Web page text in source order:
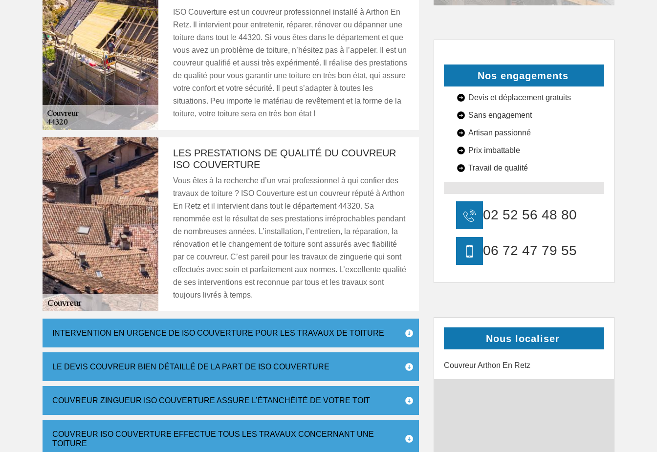
ISO Couverture est un couvreur professionnel installé à Arthon En
Retz. Il intervient pour entretenir, réparer, rénover ou dépanner une
toiture dans tout le 44320. Si vous êtes dans le département et que
vous avez un problème de toiture, n’hésitez pas à l’appeler. Il est un
couvreur qualifié et aussi très expérimenté. Il réalise des prestations
de qualité pour vous garantir une toiture en très bon état, qui assure
votre confort et votre sécurité. Il peut s’adapter à toutes les
situations. Peu importe le matériau de revêtement et la forme de la
toiture, votre toiture sera en très bon état !
LES PRESTATIONS DE QUALITÉ DU COUVREUR
ISO COUVERTURE
Vous êtes à la recherche d’un vrai professionnel à qui confier des
travaux de toiture ? ISO Couverture est un couvreur réputé à Arthon
En Retz et il intervient dans tout le département 44320. Sa
renommée est le résultat de ses prestations irréprochables pendant
de nombreuses années. L’installation, l’entretien, la réparation, la
rénovation et le changement de toiture sont assurés avec fiabilité
par ce couvreur. C’est pareil pour les travaux de zinguerie qui sont
effectués avec soin et parfaitement aux normes. L’excellente qualité
de ses interventions est reconnue par tous et les travaux sont
toujours livrés à temps.
INTERVENTION EN URGENCE DE ISO COUVERTURE POUR LES TRAVAUX DE TOITURE
LE DEVIS COUVREUR BIEN DÉTAILLÉ DE LA PART DE ISO COUVERTURE
COUVREUR ZINGUEUR ISO COUVERTURE ASSURE L’ÉTANCHÉITÉ DE VOTRE TOIT
COUVREUR ISO COUVERTURE EFFECTUE TOUS LES TRAVAUX CONCERNANT UNE
TOITURE
Nos engagements
Devis et déplacement gratuits
Sans engagement
Artisan passionné
Prix imbattable
Travail de qualité
02 52 56 48 80
06 72 47 79 55
Nous localiser
Couvreur Arthon En Retz